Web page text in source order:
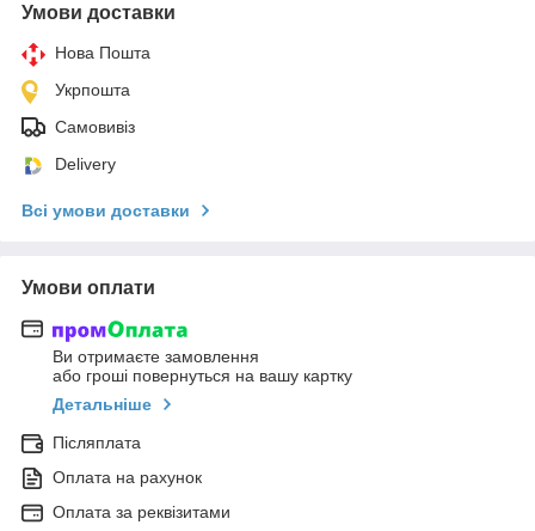
Умови доставки
Нова Пошта
Укрпошта
Самовивіз
Delivery
Всі умови доставки
Умови оплати
Ви отримаєте замовлення
або гроші повернуться на вашу картку
Детальніше
Післяплата
Оплата на рахунок
Оплата за реквізитами